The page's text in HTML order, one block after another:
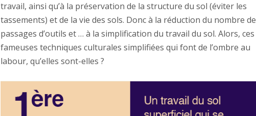
travail, ainsi qu’à la préservation de la structure du sol (éviter les
tassements) et de la vie des sols. Donc à la réduction du nombre de
passages d’outils et … à la simplification du travail du sol. Alors, ces
fameuses techniques culturales simplifiées qui font de l’ombre au
labour, qu’elles sont-elles ?